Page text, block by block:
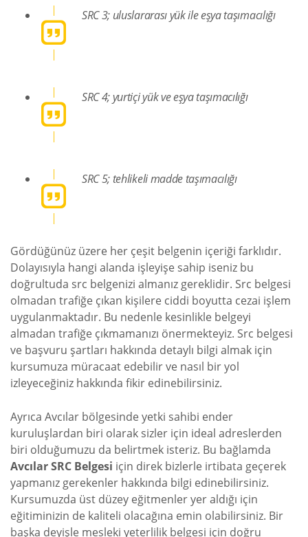
SRC 3; uluslararası yük ile eşya taşımacılığı
SRC 4; yurtiçi yük ve eşya taşımacılığı
SRC 5; tehlikeli madde taşımacılığı
Gördüğünüz üzere her çeşit belgenin içeriği farklıdır.
Dolayısıyla hangi alanda işleyişe sahip iseniz bu
doğrultuda src belgenizi almanız gereklidir. Src belgesi
olmadan trafiğe çıkan kişilere ciddi boyutta cezai işlem
uygulanmaktadır. Bu nedenle kesinlikle belgeyi
almadan trafiğe çıkmamanızı önermekteyiz. Src belgesi
ve başvuru şartları hakkında detaylı bilgi almak için
kursumuza müracaat edebilir ve nasıl bir yol
izleyeceğiniz hakkında fikir edinebilirsiniz.
Ayrıca Avcılar bölgesinde yetki sahibi ender
kuruluşlardan biri olarak sizler için ideal adreslerden
biri olduğumuzu da belirtmek isteriz. Bu bağlamda
Avcılar SRC Belgesi için direk bizlerle irtibata geçerek
yapmanız gerekenler hakkında bilgi edinebilirsiniz.
Kursumuzda üst düzey eğitmenler yer aldığı için
eğitiminizin de kaliteli olacağına emin olabilirsiniz. Bir
başka deyişle mesleki yeterlilik belgesi için doğru